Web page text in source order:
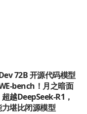
72B 开源代码模型
bench！月之暗面
越DeepSeek-R1，
堪比闭源模型